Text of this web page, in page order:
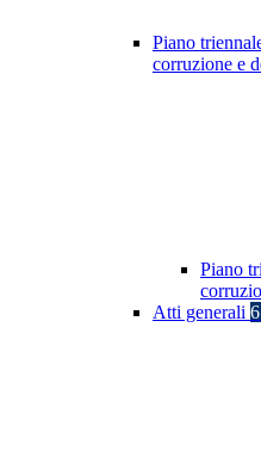
Piano
corruzione e
Piano
Atti generali